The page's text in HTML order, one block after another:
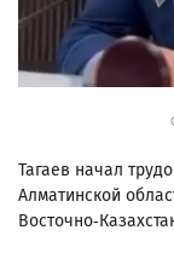
Тагаев начал
Алматинской
Восточно-